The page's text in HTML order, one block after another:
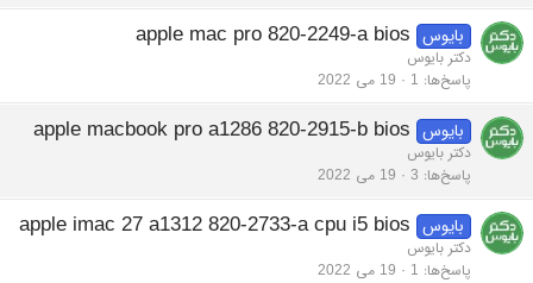
بایوس apple mac pro 820-2249-a bios
دکتر بایوس
پاسخ‌ها 1 19 می 2022
بایوس apple macbook pro a1286 820-2915-b bios
دکتر بایوس
پاسخ‌ها 3 19 می 2022
بایوس apple imac 27 a1312 820-2733-a cpu i5 bios
دکتر بایوس
پاسخ‌ها 1 19 می 2022